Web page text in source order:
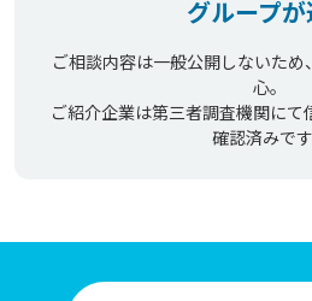
グループ
ご相談内容は一般公開しないた
心。
ご紹介企業は第三者調査機関に
確認済みです